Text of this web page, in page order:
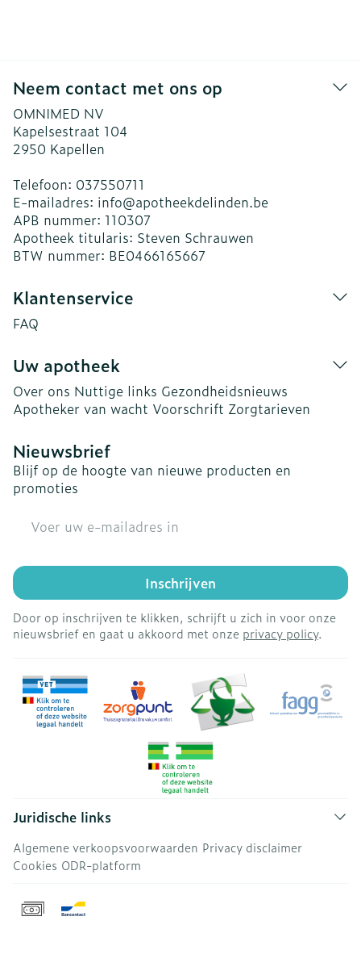
Neem contact met ons op
OMNIMED NV
Kapelsestraat 104
2950 Kapellen
Telefoon: 037550711
E-mailadres: info@apotheekdelinden.be
APB nummer: 110307
Apotheek titularis: Steven Schrauwen
BTW nummer: BE0466165667
Klantenservice
FAQ
Uw apotheek
Over ons Nuttige links Gezondheidsnieuws
Apotheker van wacht Voorschrift Zorgtarieven
Nieuwsbrief
Blijf op de hoogte van nieuwe producten en
promoties
Inschrijven
Door op inschrijven te klikken, schrijft u zich in voor onze
nieuwsbrief en gaat u akkoord met onze privacy policy.
Juridische links
Algemene verkoopsvoorwaarden Privacy disclaimer
Cookies ODR-platform